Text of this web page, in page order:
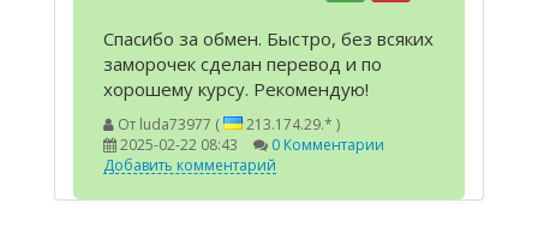
Спасибо за обмен. Быстро, без всяких
заморочек сделан перевод и по
хорошему курсу. Рекомендую!
От luda73977 (
213.174.29.* )
2025-02-22 08:43
0 Комментарии
Добавить комментарий